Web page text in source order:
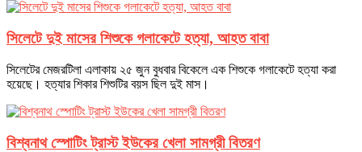
সিলেটে দুই মাসের শিশুকে গলাকেটে হত্যা, আহত বাবা
সিলেটের মেজরটিলা এলাকায় ২৫ জুন বুধবার বিকেলে এক শিশুকে গলাকেটে হত্যা করা
হয়েছে। হত্যার শিকার শিশুটির বয়স ছিল দুই মাস।
বিশ্বনাথ স্পোটিং ট্রাস্ট ইউকের খেলা সামগ্রী বিতরণ